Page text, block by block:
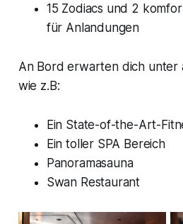
15 Zodiacs und 2
für Anlandungen
An Bord erwarten dich unter
wie z.B:
Ein State-of-the-Art-
Ein toller SPA Bereich
Panoramasauna
Swan Restaurant